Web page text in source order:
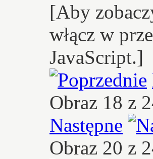
[Aby
włącz w
JavaScript.]
Obraz 18 z
Następne
Obraz 20 z